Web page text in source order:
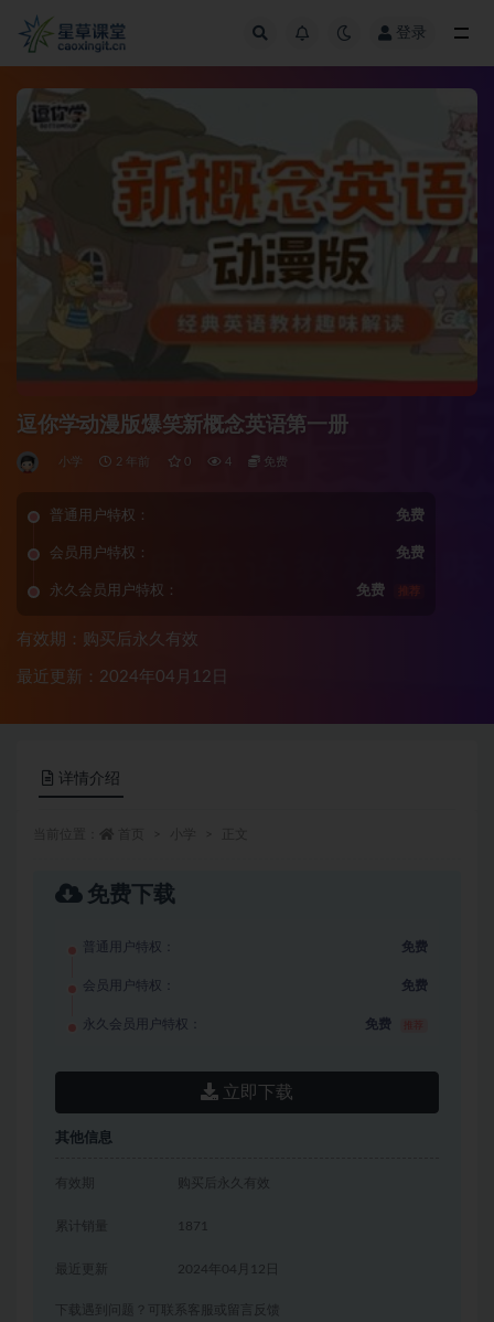
登录
逗你学动漫版爆笑新概念英语第一册
小学 2 年前 0 4 免费
普通用户特权： 免费
会员用户特权： 免费
永久会员用户特权： 免费 推荐
有效期：购买后永久有效
最近更新：2024年04月12日
详情介绍
免费下载
普通用户特权： 免费
会员用户特权： 免费
永久会员用户特权： 免费
立即下载
其他信息
有效期 购买后永久有效
累计销量 1871
2024年04月12日
下载遇到问题？可联系客服或留言反馈